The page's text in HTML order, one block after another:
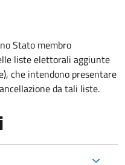
Stato membro
liste elettorali aggiunte
che intendono presentare
da tali liste.